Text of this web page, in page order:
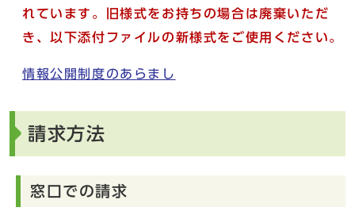
れています。旧様式をお持ちの場合は廃棄いただ
き、以下添付ファイルの新様式をご使用ください。
情報公開制度のあらまし
請求方法
窓口での請求